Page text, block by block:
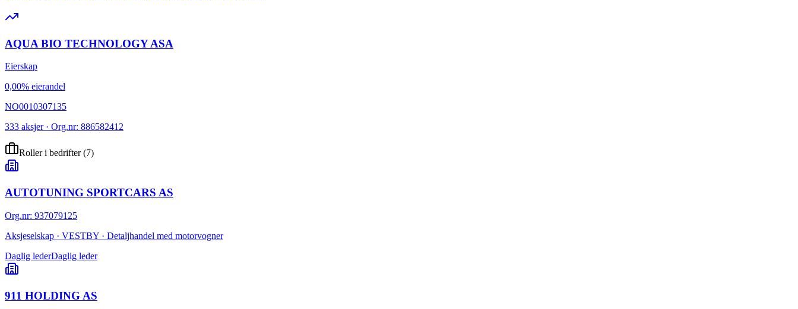
AQUA BIO TECHNOLOGY ASA
Eierskap
0,00% eierandel
NO0010307135
333 aksjer · Org.nr: 886582412
Roller i bedrifter(7)
AUTOTUNING SPORTCARS AS
Org.nr: 937079125
Aksjeselskap · VESTBY · Detaljhandel med motorvogner
Daglig lederDaglig leder
911 HOLDING AS